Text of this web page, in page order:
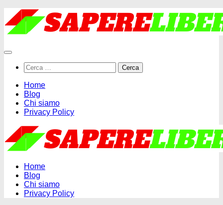
Salta
al
contenuto
Ricerca
per:
Home
Blog
Chi siamo
Privacy Policy
Home
Blog
Chi siamo
Privacy Policy